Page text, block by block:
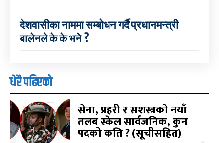
देशवासीका नाममा सम्बोधन गर्दै प्रधानमन्त्री
बालेनले के के भने ?
धेरै पढिएको
सेना, प्रहरी र सशस्त्रको नयाँ
तलब स्केल सार्वजनिक, कुन
पदको कति ? (सूचीसहित)